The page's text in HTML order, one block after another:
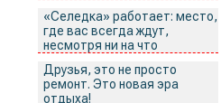
«Селедка» работает: место,
где вас всегда ждут,
несмотря ни на что
Друзья, это не просто
ремонт. Это новая эра
отдыха!